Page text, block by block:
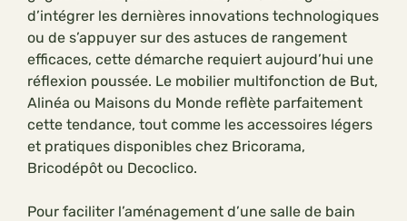
d’intégrer les dernières innovations technologiques
ou de s’appuyer sur des astuces de rangement
efficaces, cette démarche requiert aujourd’hui une
réflexion poussée. Le mobilier multifonction de But,
Alinéa ou Maisons du Monde reflète parfaitement
cette tendance, tout comme les accessoires légers
et pratiques disponibles chez Bricorama,
Bricodépôt ou Decoclico.
Pour faciliter l’aménagement d’une salle de bain